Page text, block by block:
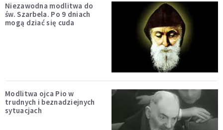
Niezawodna modlitwa do
św. Szarbela. Po 9 dniach
mogą dziać się cuda
Modlitwa ojca Pio w
trudnych i beznadziejnych
sytuacjach